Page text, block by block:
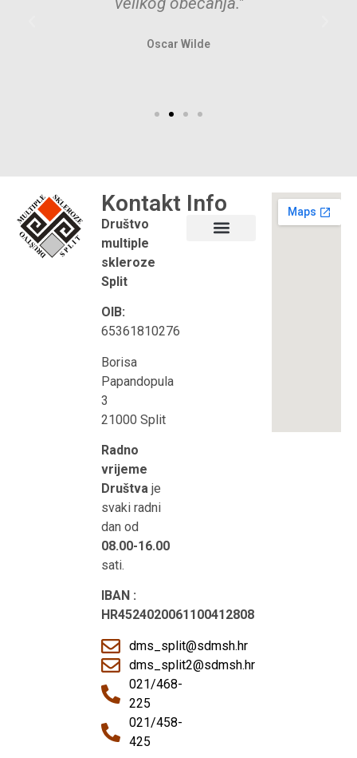
Oscar Wilde
Kontakt
Društvo
multiple
skleroze
Split
OIB:
65361810276
Borisa
Papandopula
3
21000 Split
Radno
vrijeme
Društva je
svaki radni
dan od
08.00-16.00
sati.
IBAN :
HR4524020061100412808
dms_split@sdmsh.hr
dms_split2@sdmsh.hr
021/468-
225
021/458-
425
Info